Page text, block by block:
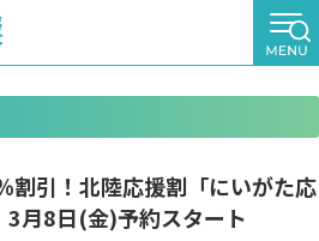
割引！北陸応援割「にいがた応
3月8日(金)予約スタート